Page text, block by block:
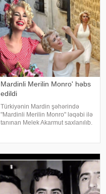
Mardinli Merilin Monro' həbs
edildi
Türkiyənin Mardin şəhərində
"Mardinli Merilin Monro" ləqəbi ilə
tanınan Melek Akarmut saxlanılıb.
tərkibli olduğ